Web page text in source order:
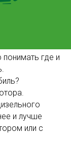
где и
и лучше
или с